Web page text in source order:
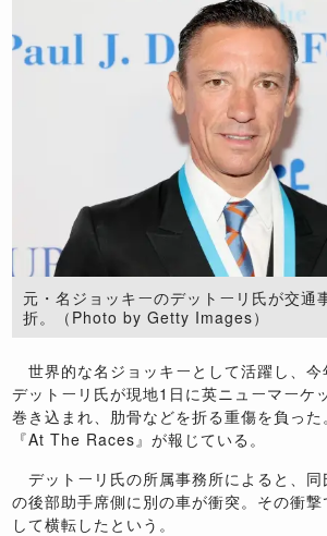
元・名ジョッキーのデットーリ氏が交通
折。（Photo by Getty Images）
世界的な名ジョッキーとして活躍し、
デットーリ氏が現地1日に英ニューマーケ
巻き込まれ、肋骨などを折る重傷を負っ
『At The Races』が報じている。
デットーリ氏の所属事務所によると、
の後部助手席側に別の車が衝突。その衝
して横転したという。